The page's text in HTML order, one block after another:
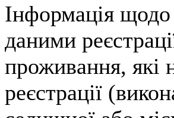
Інформація щодо
даними
проживання, які
реєстрації